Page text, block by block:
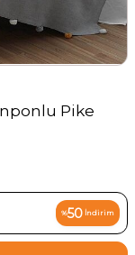
Pike
%50 İndirim